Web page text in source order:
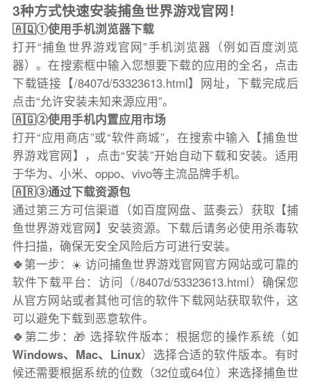
3种方式快速安装捕鱼世界游戏官网！
🇦🇶①使用手机浏览器下载
打开“捕鱼世界游戏官网”手机浏览器（例如百度浏览
器）。在搜索框中输入您想要下载的应用的全名，点击
下载链接【/8407d/53323613.html】网址，下载完成后
点击“允许安装未知来源应用”。
🇦🇬②使用手机内置应用市场
打开“应用商店”或“软件商城”，在搜索中输入【捕鱼世
界游戏官网】，点击“安装”开始自动下载和安装。适用
于华为、小米、oppo、vivo等主流品牌手机。
🇦🇷③通过下载资源包
通过第三方可信渠道（如百度网盘、蓝奏云）获取【捕
鱼世界游戏官网】安装资源。下载后请务必使用杀毒软
件扫描，确保无安全风险后方可进行安装。
🍀第一步：☀️ 访问捕鱼世界游戏官网官方网站或可靠的
软件下载平台：访问（/8407d/53323613.html）确保您
从官方网站或者其他可信的软件下载网站获取软件，这
可以避免下载到恶意软件。
🍀第二步：🎁 选择软件版本：根据您的操作系统（如
Windows、Mac、Linux）选择合适的软件版本。有时
候还需要根据系统的位数（32位或64位）来选择捕鱼世